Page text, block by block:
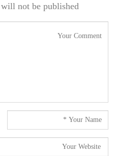
not be published.